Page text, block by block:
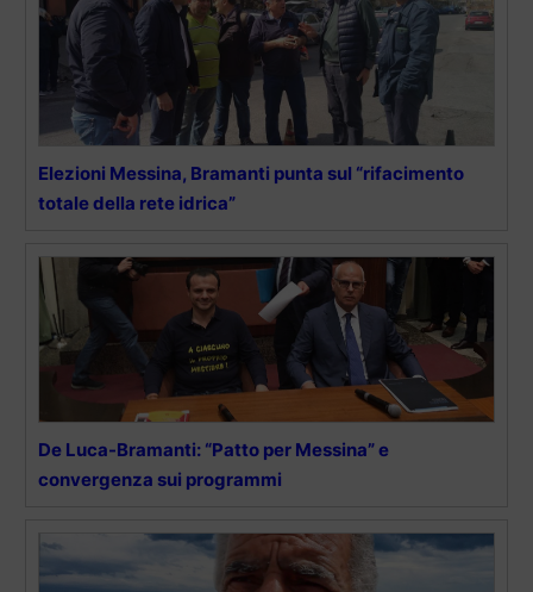
Elezioni Messina, Bramanti punta sul “rifacimento
totale della rete idrica”
De Luca-Bramanti: “Patto per Messina” e
convergenza sui programmi